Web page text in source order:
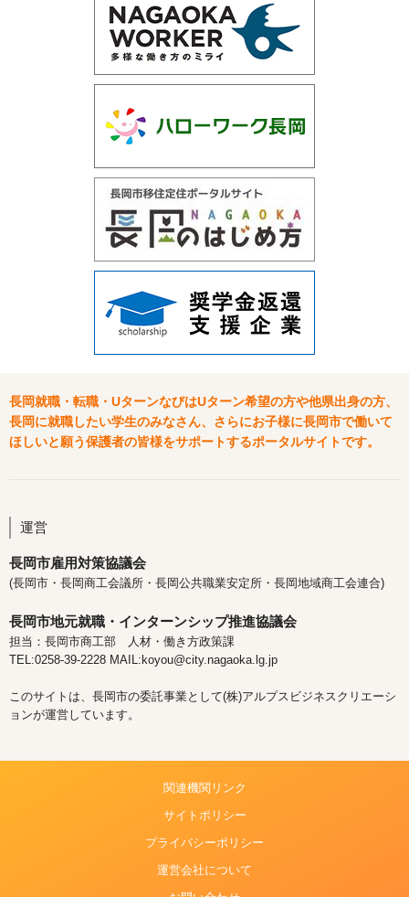
長岡就職・転職・UターンなびはUターン希望の方や他県出身の方、
長岡に就職したい学生のみなさん、さらにお子様に長岡市で働いて
ほしいと願う保護者の皆様をサポートするポータルサイトです。
運営
長岡市雇用対策協議会
(長岡市・長岡商工会議所・長岡公共職業安定所・長岡地域商工会連合)
長岡市地元就職・インターンシップ推進協議会
担当：長岡市商工部 人材・働き方政策課
TEL:0258-39-2228 MAIL:koyou@city.nagaoka.lg.jp
このサイトは、長岡市の委託事業として(株)アルプスビジネスクリエーシ
ョンが運営しています。
関連機関リンク
サイトポリシー
プライバシーポリシー
運営会社について